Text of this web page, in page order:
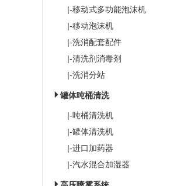
|-移动式多功能泡沫机
|-移动泡沫机
|-洗消配套配件
|-清洗剂消毒剂
|-洗消分站
罐体吨桶清洗
|-吨桶清洗机
|-罐体清洗机
|-进口加药器
|-汽水混合加湿器